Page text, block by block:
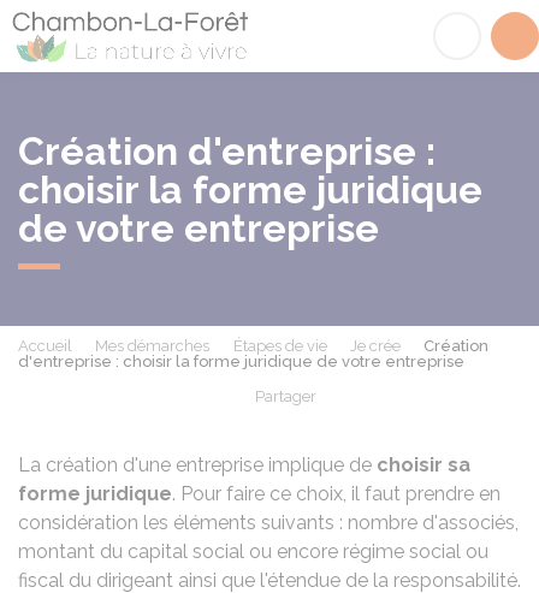
Création d'entreprise :
choisir la forme juridique
de votre entreprise
Accueil Mes démarches Étapes de vie Je crée
Création
d'entreprise : choisir la forme juridique de votre entreprise
Partager
La création d'une entreprise implique de choisir sa
forme juridique. Pour faire ce choix, il faut prendre en
considération les éléments suivants : nombre d'associés,
montant du capital social ou encore régime social ou
fiscal du dirigeant ainsi que l'étendue de la responsabilité.